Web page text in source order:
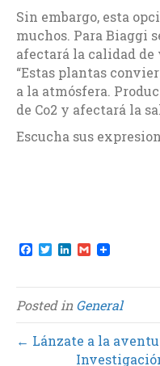
Sin embargo, esta
muchos. Para Biaggi
afectará la calidad de
“Estas plantas
a la atmósfera.
de Co2 y afectará la
Escucha sus
F
a
e
b
o
o
k
T
w
t
t
e
r
L
k
e
d
I
n
G
m
i
l
Posted inGeneral
← Lánzate a la